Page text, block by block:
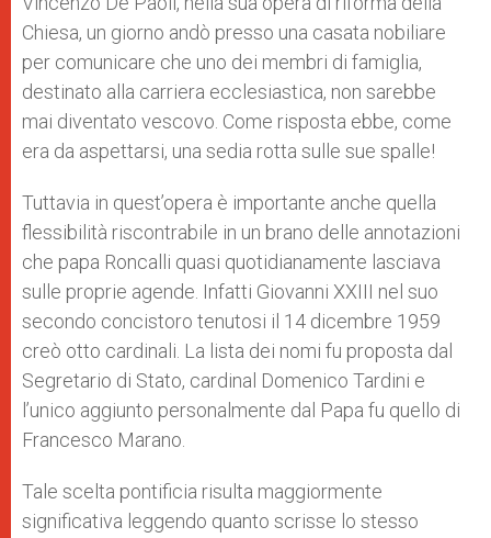
Chiesa, un giorno andò presso una casata nobiliare
per comunicare che uno dei membri di famiglia,
destinato alla carriera ecclesiastica, non sarebbe
mai diventato vescovo. Come risposta ebbe, come
era da aspettarsi, una sedia rotta sulle sue spalle!
Tuttavia in quest’opera è importante anche quella
flessibilità riscontrabile in un brano delle annotazioni
che papa Roncalli quasi quotidianamente lasciava
sulle proprie agende. Infatti Giovanni XXIII nel suo
secondo concistoro tenutosi il 14 dicembre 1959
creò otto cardinali. La lista dei nomi fu proposta dal
Segretario di Stato, cardinal Domenico Tardini e
l’unico aggiunto personalmente dal Papa fu quello di
Francesco Marano.
Tale scelta pontificia risulta maggiormente
significativa leggendo quanto scrisse lo stesso